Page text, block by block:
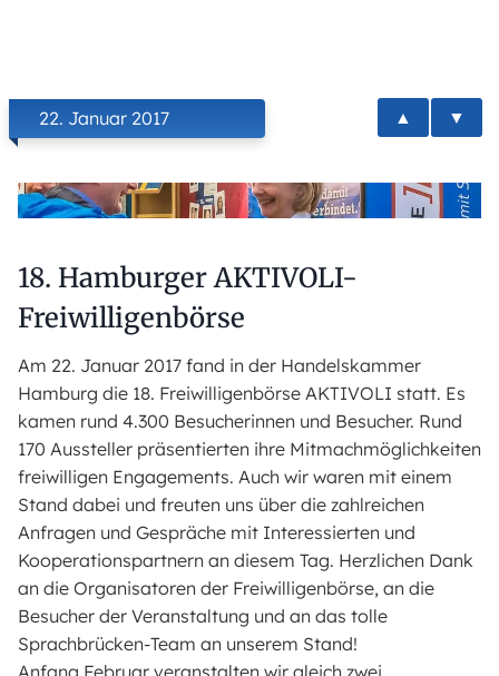
22. Januar 2017 ▲ ▼
18. Hamburger AKTIVOLI-
Freiwilligenbörse
Am 22. Januar 2017 fand in der Handelskammer
Hamburg die 18. Freiwilligenbörse AKTIVOLI statt. Es
kamen rund 4.300 Besucherinnen und Besucher. Rund
170 Aussteller präsentierten ihre Mitmachmöglichkeiten
freiwilligen Engagements. Auch wir waren mit einem
Stand dabei und freuten uns über die zahlreichen
Anfragen und Gespräche mit Interessierten und
Kooperationspartnern an diesem Tag. Herzlichen Dank
an die Organisatoren der Freiwilligenbörse, an die
Besucher der Veranstaltung und an das tolle
Sprachbrücken-Team an unserem Stand!
Anfang Februar veranstalten wir gleich zwei